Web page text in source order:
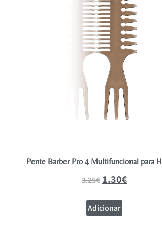
Pente Barber Pro 4 Multifuncional para
3.25€ 1.30€
Adicionar